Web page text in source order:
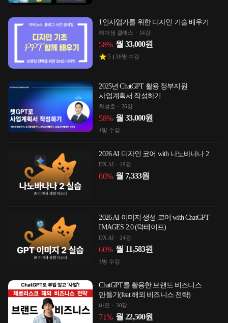
1인사업가를 위한 디자인 기술 배우기
헤이샘 클래스 14강
58% 월 33,000원
5 36명 수강
2025년 ChatGPT 활용 정부지원
사업계획서 작성하기
최성호 26강
58% 월 33,000원
4명 수강
2026 AI 디자인 코어 with 나노바나나 2
DX AI 19강
60% 월 7,333원
2026 AI 이미지 생성 코어 with ChatGPT
IMAGES 2.0 (덕테이프)
DX AI 24강
60% 월 11,583원
1명 수강
ChatGPT를 활용한 브랜드 비즈니스
만들기(feat.해외 비즈니스 전략)
마진 30강
71% 월 22,500원